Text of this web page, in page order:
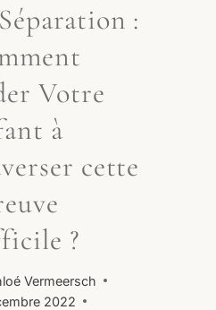
:
Votre
à
cette
?
Vermeersch
2022